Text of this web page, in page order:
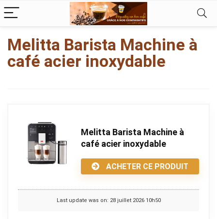
Melitta Barista Machine à
café acier inoxydable
Melitta Barista Machine à
café acier inoxydable
ACHETER CE PRODUIT
Last update was on: 28 juillet 2026 10h50